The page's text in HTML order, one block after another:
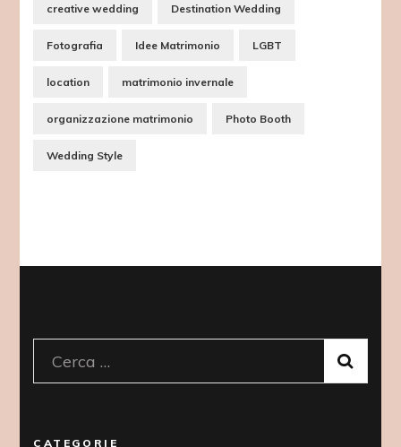
creative wedding Destination Wedding
Fotografia Idee Matrimonio LGBT
location matrimonio invernale
organizzazione matrimonio Photo Booth
Wedding Style
Ricerca
per:
CATEGORIE